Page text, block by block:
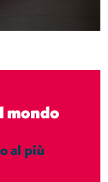
mondo
al più